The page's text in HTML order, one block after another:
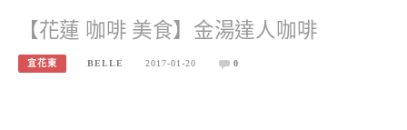
【花蓮 咖啡 美食】金湯達人咖啡
宜花東 BELLE 2017-01-20 0